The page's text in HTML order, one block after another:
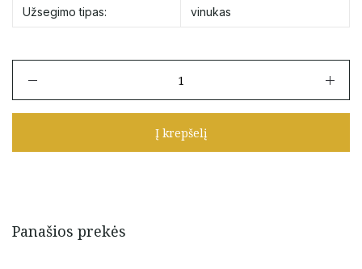
Užsegimo tipas: vinukas
Auksiniai
perlais
Į krepšelį
Panašios prekės